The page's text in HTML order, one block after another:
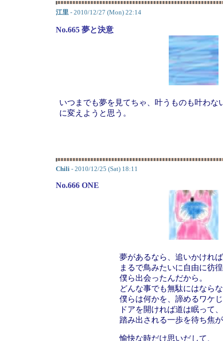
江里 - 2010/12/27 (Mon) 22:14
No.665 夢と決意
いつまでも夢を見てちゃ、叶うものも叶わな
に変えようと思う。
Chili - 2010/12/25 (Sat) 18:11
No.666 ONE
夢があるなら、追いかけれ
まるで鳥みたいに自由に彷
僕ら出会ったんだから。
どんな事でも無駄にはなら
僕らは何かを、諦めるワケ
ドアを開ければ道は眠って、
踏み出される一歩を待ち焦
愉快な時だけ思いだして、